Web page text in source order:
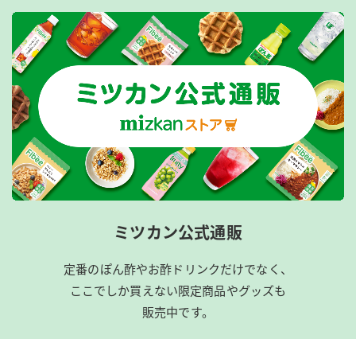
ミツカン公式通販
定番のぽん酢やお酢ドリンクだけでなく、
ここでしか買えない限定商品やグッズも
販売中です。